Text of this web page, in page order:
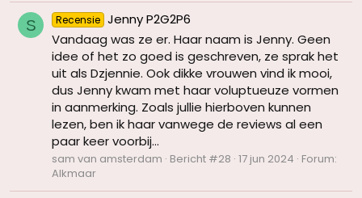
S Recensie Jenny P2G2P6
Vandaag was ze er. Haar naam is Jenny. Geen
idee of het zo goed is geschreven, ze sprak het
uit als Dzjennie. Ook dikke vrouwen vind ik mooi,
dus Jenny kwam met haar voluptueuze vormen
in aanmerking. Zoals jullie hierboven kunnen
lezen, ben ik haar vanwege de reviews al een
paar keer voorbij...
sam van amsterdam Bericht #28 17 jun 2024 Forum:
Alkmaar